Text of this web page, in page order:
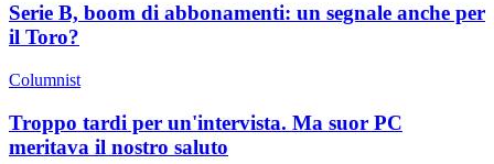
Serie B, boom di abbonamenti: un segnale anche per
il Toro?
Columnist
Troppo tardi per un'intervista. Ma suor PC
meritava il nostro saluto